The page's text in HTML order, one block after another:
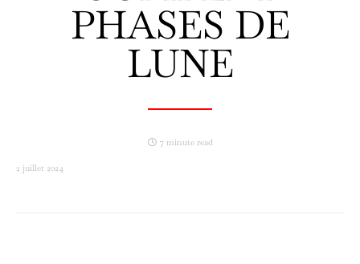
PHASES DE
LUNE
7 minute read
2 juillet 2024